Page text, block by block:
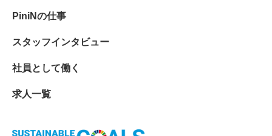
PiniNの仕事
スタッフインタビュー
社員として働く
求人一覧